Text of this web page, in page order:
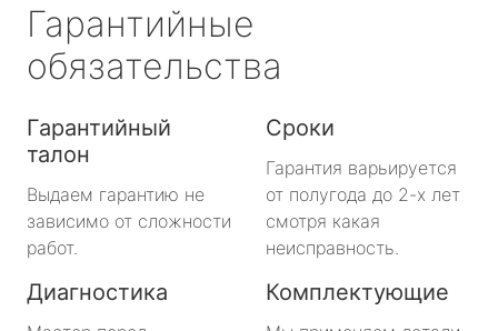
Гарантийные
обязательства
Гарантийный
талон
Выдаем гарантию не
зависимо от сложности
работ.
Сроки
Гарантия варьируется
от полугода до 2-х лет
смотря какая
неисправность.
Диагностика Комплектующие